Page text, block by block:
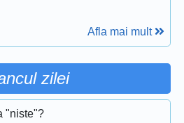
Afla mai mult
zilei
"niste"?